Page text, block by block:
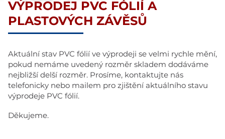
VÝPRODEJ PVC FÓLIÍ A
PLASTOVÝCH ZÁVĚSŮ
Aktuální stav PVC fólií ve výprodeji se velmi rychle mění,
pokud nemáme uvedený rozměr skladem dodáváme
nejbližší delší rozměr. Prosíme, kontaktujte nás
telefonicky nebo mailem pro zjištění aktuálního stavu
výprodeje PVC fólií.
Děkujeme.